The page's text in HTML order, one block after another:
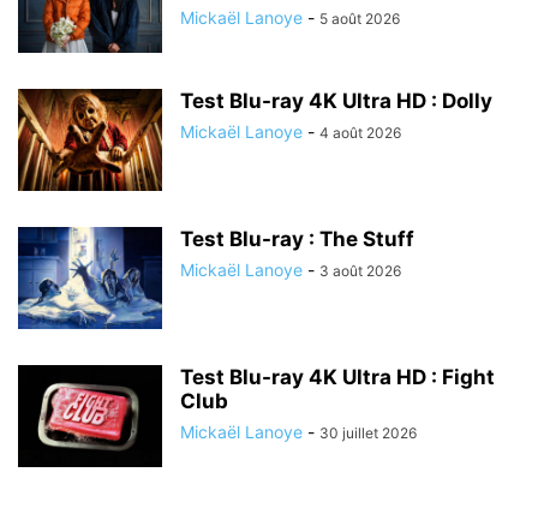
Mickaël Lanoye - 5 août 2026
Test Blu-ray 4K Ultra HD : Dolly
Mickaël Lanoye - 4 août 2026
Test Blu-ray : The Stuff
Mickaël Lanoye - 3 août 2026
Test Blu-ray 4K Ultra HD : Fight
Club
Mickaël Lanoye - 30 juillet 2026